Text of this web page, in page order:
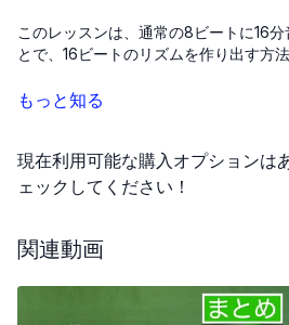
このレッスンは、通常の8ビートに16
とで、16ビートのリズムを作り出す方法
まず、基本となるビートはすべて8分音
実際に、基本的な8ビートのパターンに
肘や肩を使って打つと、右手で演奏し
また、スティックを持つときは、上か
もっと知る
現在利用可能な購入オプションは
ェックしてください！
関連動画